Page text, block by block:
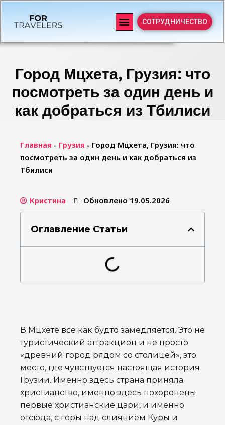
СОТРУДНИЧЕСТВО
Город Мцхета, Грузия: что
посмотреть за один день и
как добраться из Тбилиси
Главная - Грузия - Город Мцхета, Грузия: что
посмотреть за один день и как добраться из
Тбилиси
Кристина Обновлено 19.05.2026
Оглавление Статьи
В Мцхете всё как будто замедляется. Это не
туристический аттракцион и не просто
«древний город рядом со столицей», это
место, где чувствуется настоящая история
Грузии. Именно здесь страна приняла
христианство, именно здесь похоронены
первые христианские цари, и именно
отсюда, с горы над слиянием Куры и